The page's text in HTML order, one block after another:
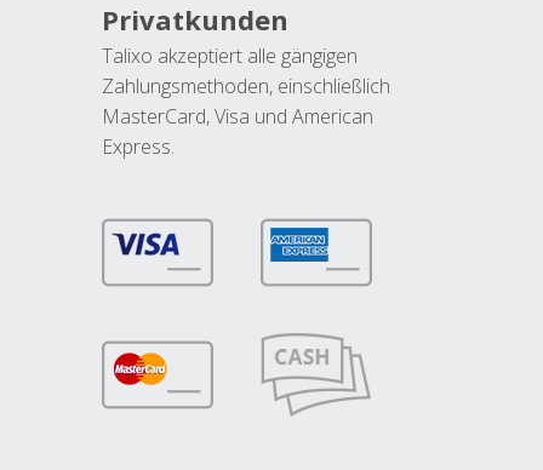
Privatkunden
Talixo akzeptiert alle gängigen
Zahlungsmethoden, einschließlich
MasterCard, Visa und American
Express.